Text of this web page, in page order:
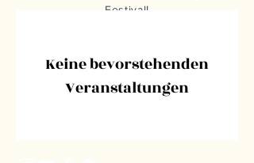
Festival!
Keine bevorstehenden
Veranstaltungen